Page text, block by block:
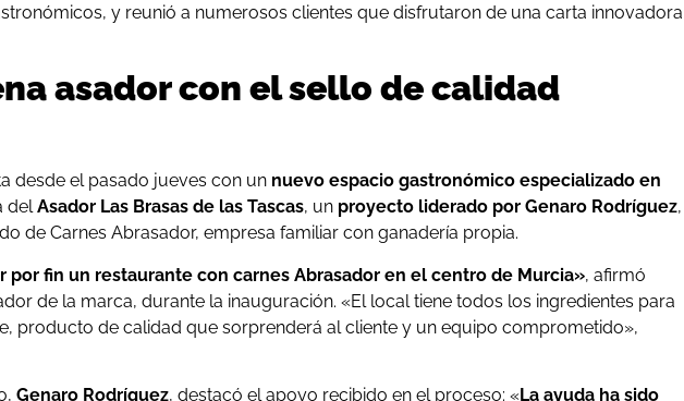
y reunió a numerosos clientes que disfrutaron de una carta innovadora
asador con el sello de calidad
desde el pasado jueves con un nuevo espacio gastronómico especializado en
delAsador Las Brasas de las Tascas, un proyecto liderado por Genaro Rodríguez,
de Carnes Abrasador, empresa familiar con ganadería propia.
fin un restaurante con carnes Abrasador en el centro de Murcia», afirmó
de la marca, durante la inauguración. «El local tiene todos los ingredientes para
producto de calidad que sorprenderá al cliente y un equipo comprometido»,
Genaro Rodríguez, destacó el apoyo recibido en el proceso: «La ayuda ha sido